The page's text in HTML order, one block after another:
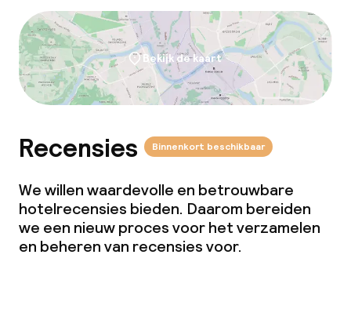
Bekijk de kaart
Recensies Binnenkort beschikbaar
We willen waardevolle en betrouwbare
hotelrecensies bieden. Daarom bereiden
we een nieuw proces voor het verzamelen
en beheren van recensies voor.